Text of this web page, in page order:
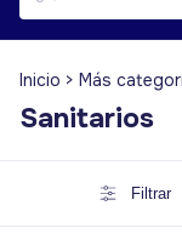
Inicio > Más
Sanitarios
Filtrar